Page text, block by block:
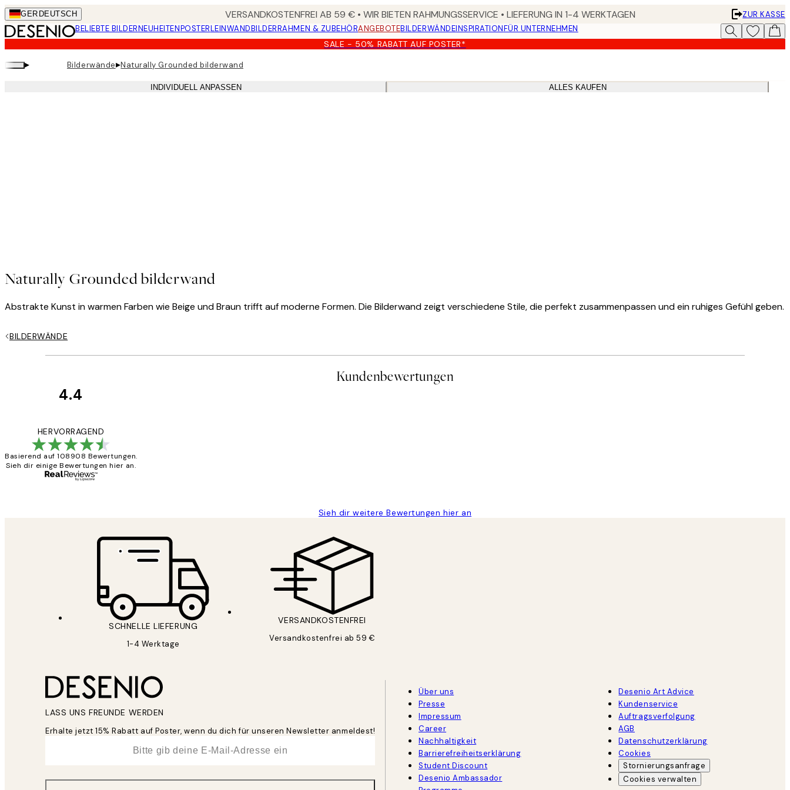
Skip
to
main
content.
GER DEUTSCH VERSANDKOSTENFREI AB 59 € • WIR BIETEN RAHMUNGSSERVICE • LIEFERUNG IN 1-4 WERKTAGEN
ZUR KASSE
BELIEBTE BILDERNEUHEITENPOSTERLEINWANDBILDERRAHMEN & ZUBEHÖRANGEBOTEBILDERWÄNDEINSPIRATIONFÜR UNTERNEHMEN
SALE - 50% RABATT AUF POSTER*
▸ Bilderwände▸Naturally Grounded bilderwand
INDIVIDUELL ANPASSEN ALLES KAUFEN
Naturally Grounded bilderwand
Abstrakte Kunst in warmen Farben wie Beige und Braun trifft auf moderne Formen. Die Bilderwand zeigt verschiedene Stile, die perfekt zusammenpassen und ein ruhiges Gefühl geben.
BILDERWÄNDE
Kundenbewertungen
4.4
HERVORRAGEND
Basierend auf 108908 Bewertungen.
Sieh dir einige Bewertungen hier an.
Sieh dir weitere Bewertungen hier an
SCHNELLE LIEFERUNG
1-4 Werktage
VERSANDKOSTENFREI
Versandkostenfrei ab 59 €
LASS UNS FREUNDE WERDEN
Erhalte jetzt 15% Rabatt auf Poster, wenn du dich für unseren Newsletter anmeldest!
Über uns
Presse
Impressum
Career
Nachhaltigkeit
Barrierefreiheitserklärung
Student Discount
Desenio Ambassador
Desenio Art Advice
Kundenservice
Auftragsverfolgung
AGB
Datenschutzerklärung
Cookies
Stornierungsanfrage
Cookies verwalten